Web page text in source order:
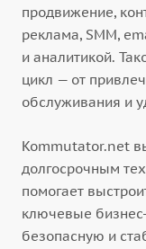
продвижение,
реклама, SMM,
и аналитикой.
цикл — от
обслуживания и
Kommutator.net
долгосрочным
помогает
ключевые
безопасную и